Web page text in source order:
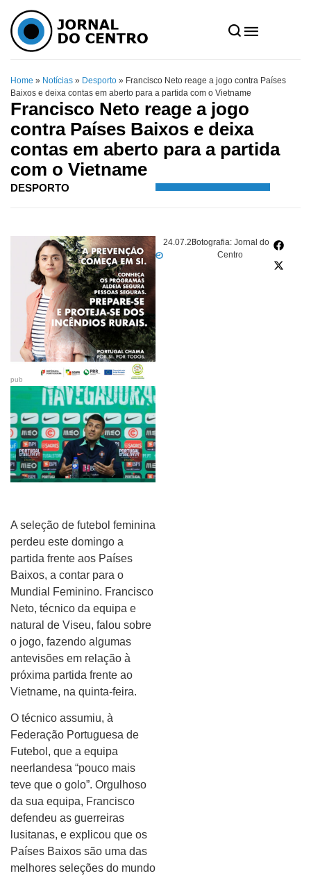
Home » Notícias » Desporto » Francisco Neto reage a jogo contra Países
Baixos e deixa contas em aberto para a partida com o Vietname
Francisco Neto reage a jogo
contra Países Baixos e deixa
contas em aberto para a partida
com o Vietname
DESPORTO
24.07.23Fotografia: Jornal do
Centro
pub
A seleção de futebol feminina
perdeu este domingo a
partida frente aos Países
Baixos, a contar para o
Mundial Feminino. Francisco
Neto, técnico da equipa e
natural de Viseu, falou sobre
o jogo, fazendo algumas
antevisões em relação à
próxima partida frente ao
Vietname, na quinta-feira.
O técnico assumiu, à
Federação Portuguesa de
Futebol, que a equipa
neerlandesa “pouco mais
teve que o golo”. Orgulhoso
da sua equipa, Francisco
defendeu as guerreiras
lusitanas, e explicou que os
Países Baixos são uma das
melhores seleções do mundo